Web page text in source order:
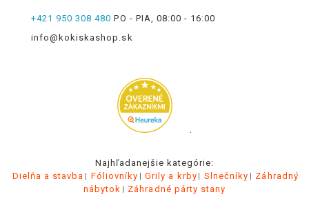
+421 950 308 480 PO - PIA, 08:00 - 16:00
info@kokiskashop.sk
.
Najhľadanejšie kategórie:
Dielňa a stavba
Fóliovníky Grily a krby Slnečníky
Záhradný
nábytok
Záhradné párty stany